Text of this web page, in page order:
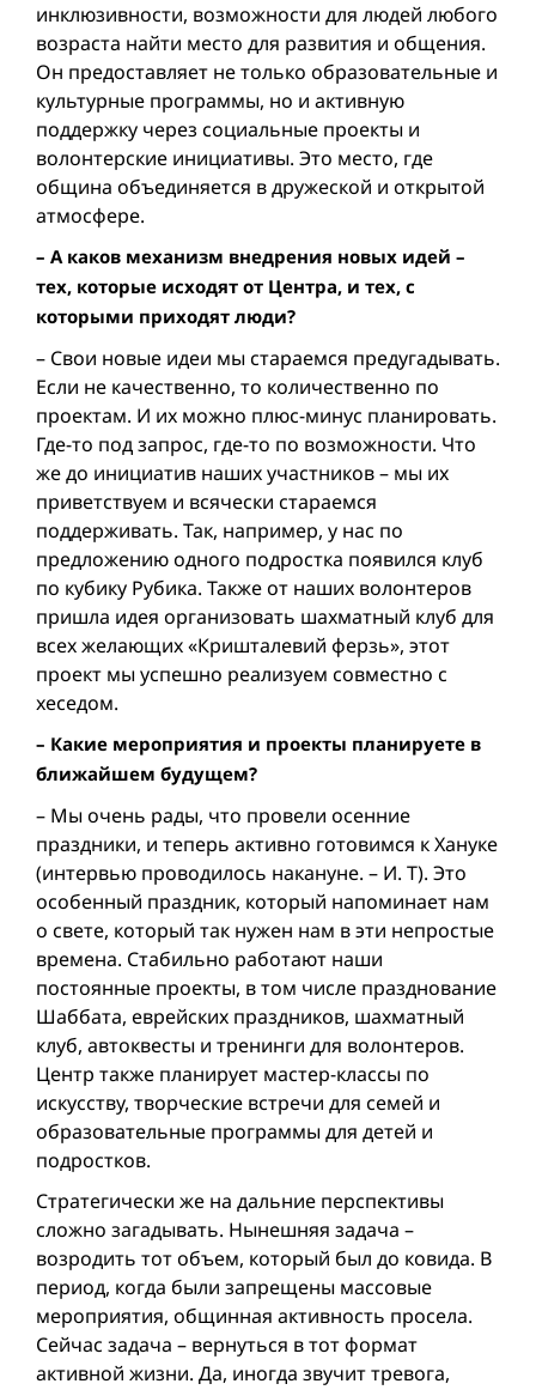
инклюзивности, возможности для людей любого
возраста найти место для развития и общения.
Он предоставляет не только образовательные и
культурные программы, но и активную
поддержку через социальные проекты и
волонтерские инициативы. Это место, где
община объединяется в дружеской и открытой
атмосфере.
– А каков механизм внедрения новых идей –
тех, которые исходят от Центра, и тех, с
которыми приходят люди?
– Свои новые идеи мы стараемся предугадывать.
Если не качественно, то количественно по
проектам. И их можно плюс-минус планировать.
Где-то под запрос, где-то по возможности. Что
же до инициатив наших участников – мы их
приветствуем и всячески стараемся
поддерживать. Так, например, у нас по
предложению одного подростка появился клуб
по кубику Рубика. Также от наших волонтеров
пришла идея организовать шахматный клуб для
всех желающих «Кришталевий ферзь», этот
проект мы успешно реализуем совместно с
хеседом.
– Какие мероприятия и проекты планируете в
ближайшем будущем?
– Мы очень рады, что провели осенние
праздники, и теперь активно готовимся к Хануке
(интервью проводилось накануне. – И. Т). Это
особенный праздник, который напоминает нам
о свете, который так нужен нам в эти непростые
времена. Стабильно работают наши
постоянные проекты, в том числе празднование
Шаббата, еврейских праздников, шахматный
клуб, автоквесты и тренинги для волонтеров.
Центр также планирует мастер-классы по
искусству, творческие встречи для семей и
образовательные программы для детей и
подростков.
Стратегически же на дальние перспективы
сложно загадывать. Нынешняя задача –
возродить тот объем, который был до ковида. В
период, когда были запрещены массовые
мероприятия, общинная активность просела.
Сейчас задача – вернуться в тот формат
активной жизни. Да, иногда звучит тревога,